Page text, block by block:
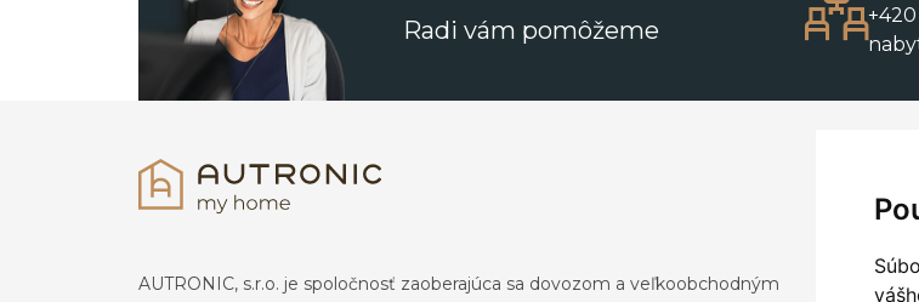
Radi vám pomôžeme
+420
AUTRONIC, s.r.o. je spoločnosť zaoberajúca sa dovozom a veľkoobchodným